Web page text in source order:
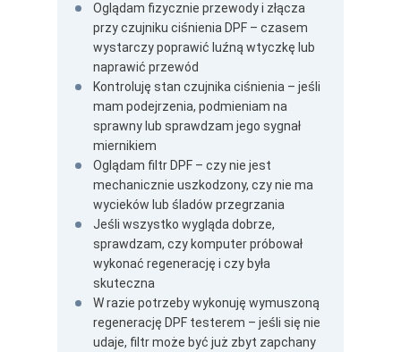
Oglądam fizycznie przewody i złącza
przy czujniku ciśnienia DPF – czasem
wystarczy poprawić luźną wtyczkę lub
naprawić przewód
Kontroluję stan czujnika ciśnienia – jeśli
mam podejrzenia, podmieniam na
sprawny lub sprawdzam jego sygnał
miernikiem
Oglądam filtr DPF – czy nie jest
mechanicznie uszkodzony, czy nie ma
wycieków lub śladów przegrzania
Jeśli wszystko wygląda dobrze,
sprawdzam, czy komputer próbował
wykonać regenerację i czy była
skuteczna
W razie potrzeby wykonuję wymuszoną
regenerację DPF testerem – jeśli się nie
udaje, filtr może być już zbyt zapchany